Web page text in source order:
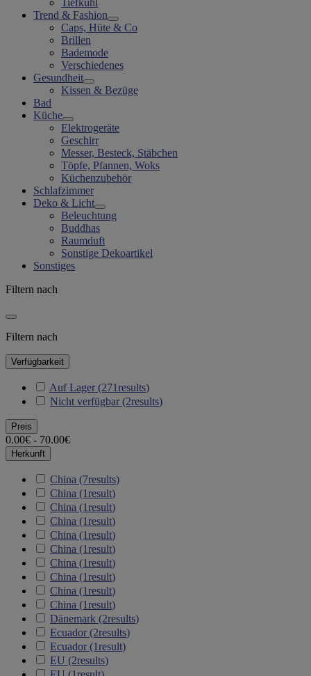
Tiefkühl
Trend & Fashion
Caps, Hüte & Co
Brillen
Bademode
Verschiedenes
Gesundheit
Kissen & Bezüge
Bad
Küche
Elektrogeräte
Geschirr
Messer, Besteck, Stäbchen
Töpfe, Pfannen, Woks
Küchenzubehör
Schlafzimmer
Deko & Licht
Beleuchtung
Buddhas
Raumduft
Sonstige Dekoartikel
Sonstiges
Filtern nach
Filtern nach
Verfügbarkeit
Auf Lager (271results)
Nicht verfügbar (2results)
Preis
0.00€ - 70.00€
Herkunft
China (7results)
China (1result)
China (1result)
China (1result)
China (1result)
China (1result)
China (1result)
China (1result)
China (1result)
China (1result)
Dänemark (2results)
Ecuador (2results)
Ecuador (1result)
EU (2results)